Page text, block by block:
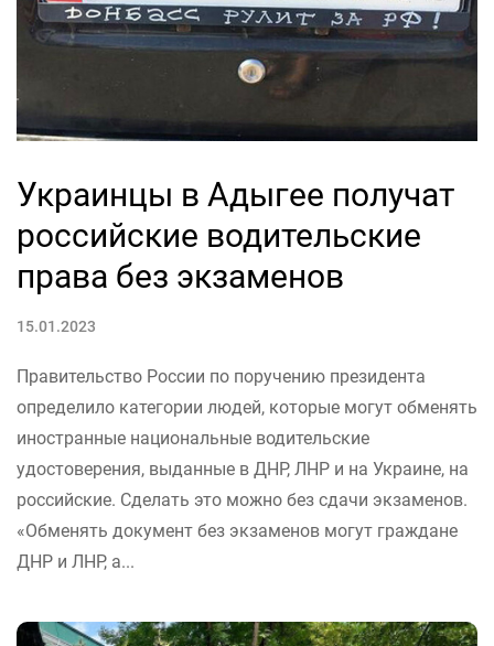
Украинцы в Адыгее получат
российские водительские
права без экзаменов
15.01.2023
Правительство России по поручению президента
определило категории людей, которые могут обменять
иностранные национальные водительские
удостоверения, выданные в ДНР, ЛНР и на Украине, на
российские. Сделать это можно без сдачи экзаменов.
«Обменять документ без экзаменов могут граждане
ДНР и ЛНР, а...